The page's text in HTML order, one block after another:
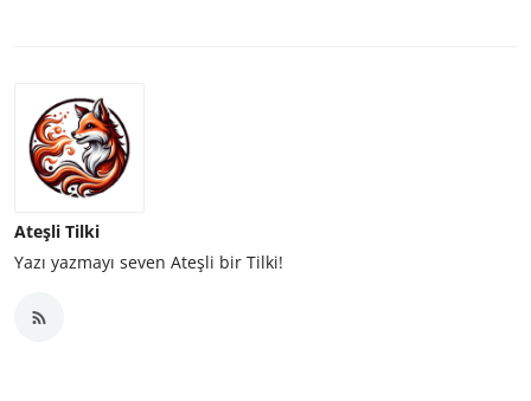
Ateşli Tilki
Yazı yazmayı seven Ateşli bir Tilki!